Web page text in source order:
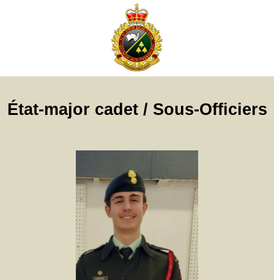
État-major cadet / Sous-Officiers